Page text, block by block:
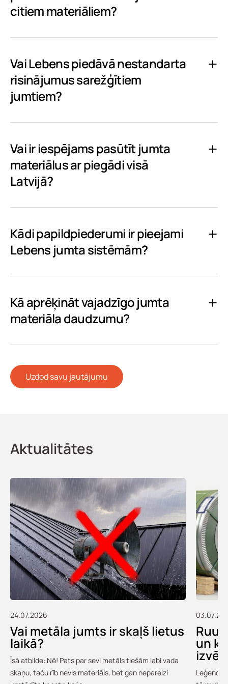
Uzdod savu jautājumu
citiem materiāliem?
Vai Lebens piedāvā nestandarta
risinājumus sarežģītiem
jumtiem?
Vai ir iespējams pasūtīt jumta
materiālus ar piegādi visā
Latvijā?
Kādi papildpiederumi ir pieejami
Lebens jumta sistēmām?
Kā aprēķināt vajadzīgo jumta
materiāla daudzumu?
Aktualitātes
24.07.2026
Vai metāla jumts ir skaļš lietus
laikā?
Īsā atbilde: Nē! Pats par sevi metāls tiešām labi vada
skaņu, taču rīb nevis materiāls, bet gan nepareizi
un